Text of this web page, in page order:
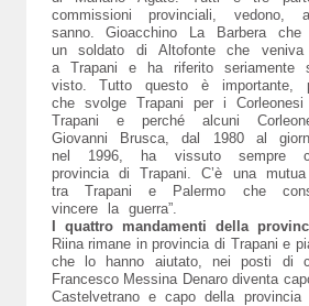
commissioni provinciali, vedono,
sanno. Gioacchino La Barbera
un soldato di Altofonte che
a Trapani e ha riferito seriamente
visto. Tutto questo è importante,
che svolge Trapani per i
Trapani e perché alcuni
Giovanni Brusca, dal 1980 al
nel 1996, ha vissuto sempre
provincia di Trapani. C’è una
tra Trapani e Palermo che
vincere la guerra”.
I quattro mandamenti della
Riina rimane in provincia di Trapani e
che lo hanno aiutato, nei posti di
Francesco Messina Denaro diventa
Castelvetrano e capo della provincia